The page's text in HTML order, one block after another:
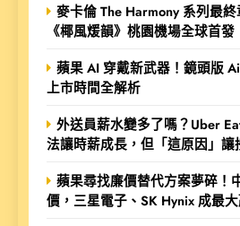
麥卡倫 The Harmony 系列最
《椰風煖韻》桃園機場全球首發
蘋果 AI 穿戴新武器！鏡頭版
上市時間全解析
外送員薪水變多了嗎？Uber
法讓時薪成長，但「這原因」讓
蘋果尋找廉價替代方案夢碎！
價，三星電子、SK Hynix 成最